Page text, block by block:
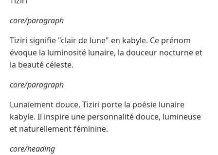
core/paragraph
Tiziri signifie "clair de lune" en kabyle. Ce prénom
évoque la luminosité lunaire, la douceur nocturne et
la beauté céleste.
core/paragraph
Lunaiement douce, Tiziri porte la poésie lunaire
kabyle. Il inspire une personnalité douce, lumineuse
et naturellement féminine.
core/heading